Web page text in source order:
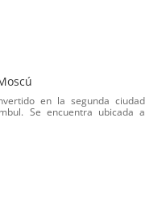
en la segunda ciudad
Se encuentra ubicada a